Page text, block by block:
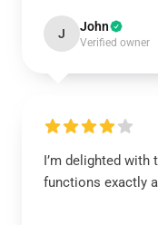
J John
Verified owner
I’m delighted with
functions exactly